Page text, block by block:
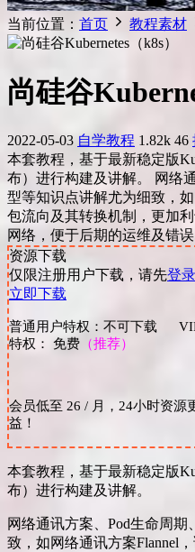
当前位置： 首页 教程素材
尚硅谷
2022-05-03 自学教程 1.82k 46
本套教程，基于最新稳定版
布）进行构建及讲解。 网络
型等知识点讲解尤为细致，
包流向及其转换机制，更加
网络，便于后期的运维及错误
资源下载
仅限注册用户下载，请先登录
立即下载
普通用户特权：不可下载
特权： 免费 （推荐）
会员低至 26 / 月，24小时资源
益！
本套教程，基于最新稳定版
布）进行构建及讲解。
网络通讯方案、Pod生命周
致，如网络通讯方案Flannel